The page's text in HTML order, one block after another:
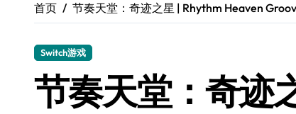
星球大战前传1：绝地力量之战 Star
阿瑞亚之旅 Worlds of Aria
阿喀琉斯：传说未竟之谜 Achilles
首页 节奏天堂：奇迹之星 | Rhythm Heaven
Switch游戏
节奏天堂：奇迹